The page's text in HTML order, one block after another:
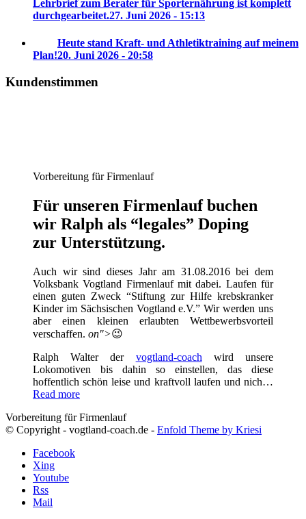
Lehrbrief zum Berater für Sporternährung ist komplett
durchgearbeitet.27. Juni 2026 - 15:13
Heute stand Kraft- und Athletiktraining auf meinem
Plan!20. Juni 2026 - 20:58
Kundenstimmen
Vorbereitung für Firmenlauf
Für unseren Firmenlauf buchen
wir Ralph als “legales” Doping
zur Unterstützung.
Auch wir sind dieses Jahr am 31.08.2016 bei dem
Volksbank Vogtland Firmenlauf mit dabei. Laufen für
einen guten Zweck “Stiftung zur Hilfe krebskranker
Kinder im Sächsischen Vogtland e.V.” Wir werden uns
aber einen kleinen erlaubten Wettbewerbsvorteil
verschaffen. on">😉
Ralph Walter der vogtland-coach wird unsere
Lokomotiven bis dahin so einstellen, das diese
hoffentlich schön leise und kraftvoll laufen und nich…
Read more
Vorbereitung für Firmenlauf
© Copyright - vogtland-coach.de - Enfold Theme by Kriesi
Facebook
Xing
Youtube
Rss
Mail